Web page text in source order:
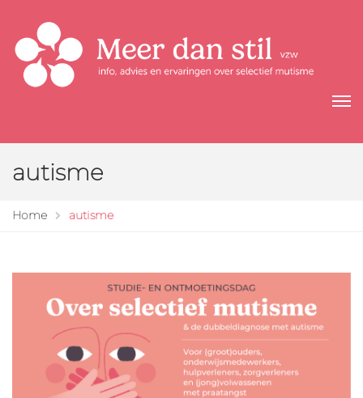
autisme
Home autisme